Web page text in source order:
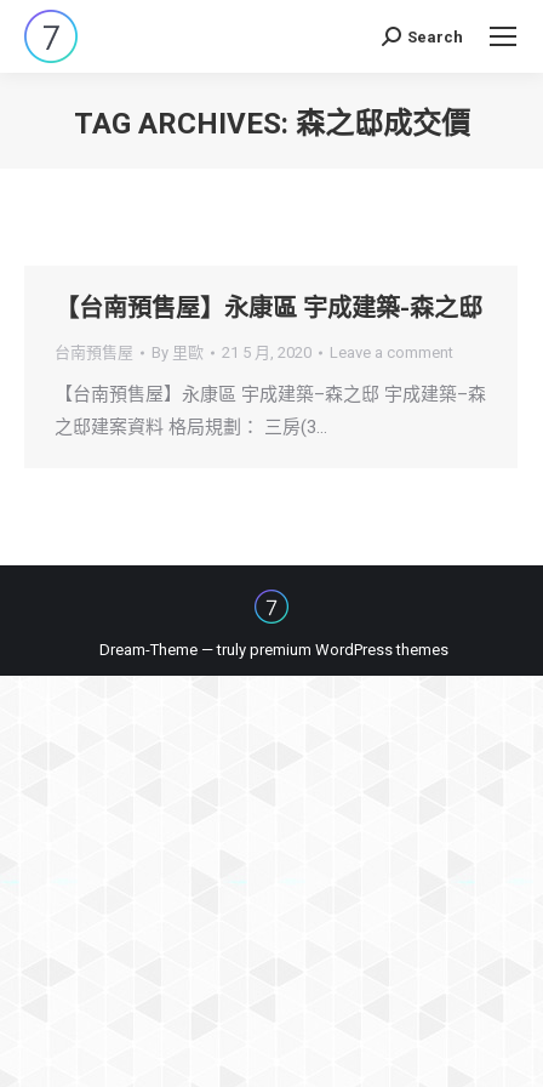
Search:
Search
TAG ARCHIVES: 森之邸成交價
【台南預售屋】永康區 宇成建築-森之邸
台南預售屋 By 里歐 21 5 月, 2020 Leave a comment
【台南預售屋】永康區 宇成建築–森之邸 宇成建築–森
之邸建案資料 格局規劃： 三房(3…
Dream-Theme — truly premium WordPress themes